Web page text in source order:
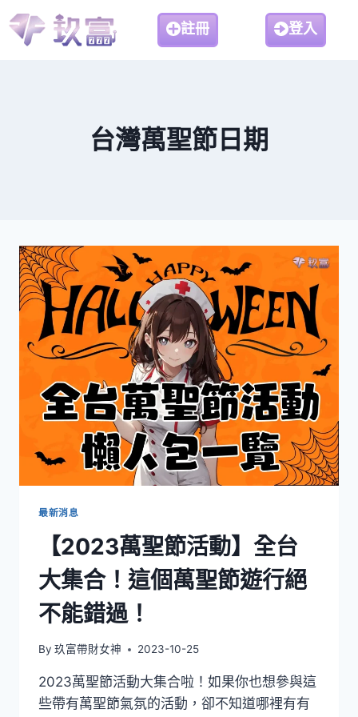
註冊 登入
台灣萬聖節日期
最新消息
【2023萬聖節活動】全台
大集合！這個萬聖節遊行絕
不能錯過！
By 玖富帶財女神 2023-10-25
2023萬聖節活動大集合啦！如果你也想參與這
些帶有萬聖節氣氛的活動，卻不知道哪裡有有